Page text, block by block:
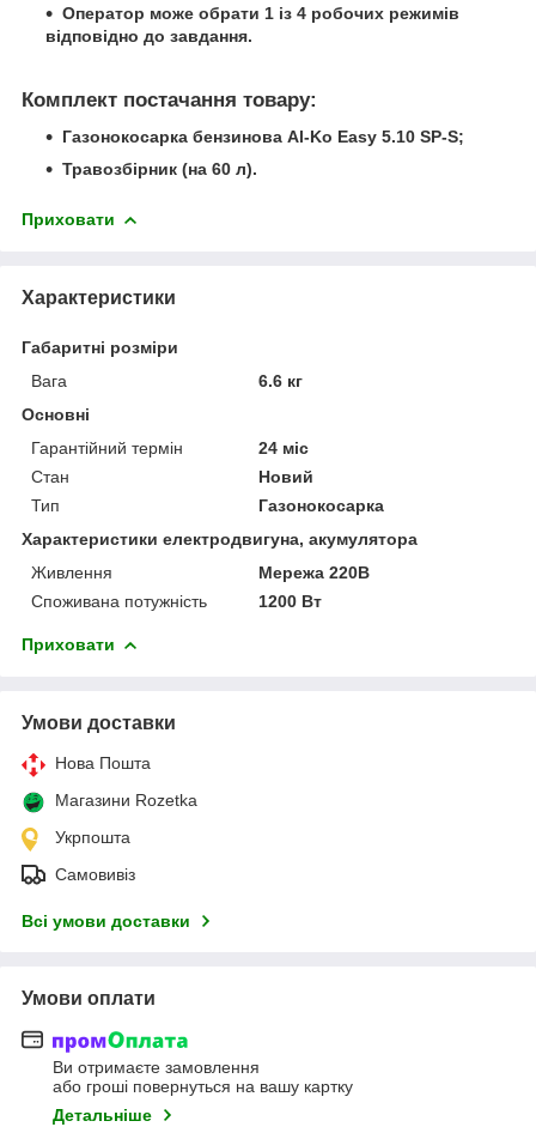
Оператор може обрати 1 із 4 робочих режимів
відповідно до завдання.
Комплект постачання товару:
Газонокосарка бензинова Al-Ko Easy 5.10 SP-S;
Травозбірник (на 60 л).
Приховати
Характеристики
Габаритні розміри
Вага
6.6 кг
Основні
Гарантійний термін
24 міс
Стан
Новий
Тип
Газонокосарка
Характеристики електродвигуна, акумулятора
Живлення
Мережа 220В
Споживана потужність
1200 Вт
Приховати
Умови доставки
Нова Пошта
Магазини Rozetka
Укрпошта
Самовивіз
Всі умови доставки
Умови оплати
Ви отримаєте замовлення
або гроші повернуться на вашу картку
Детальніше